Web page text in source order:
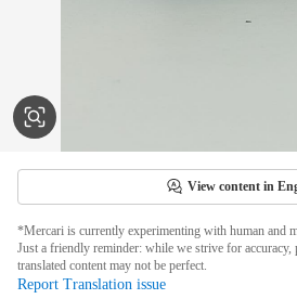
View content in
*Mercari is currently experimenting with human and
Just a friendly reminder: while we strive for accuracy,
translated content may not be perfect.
Report Translation issue